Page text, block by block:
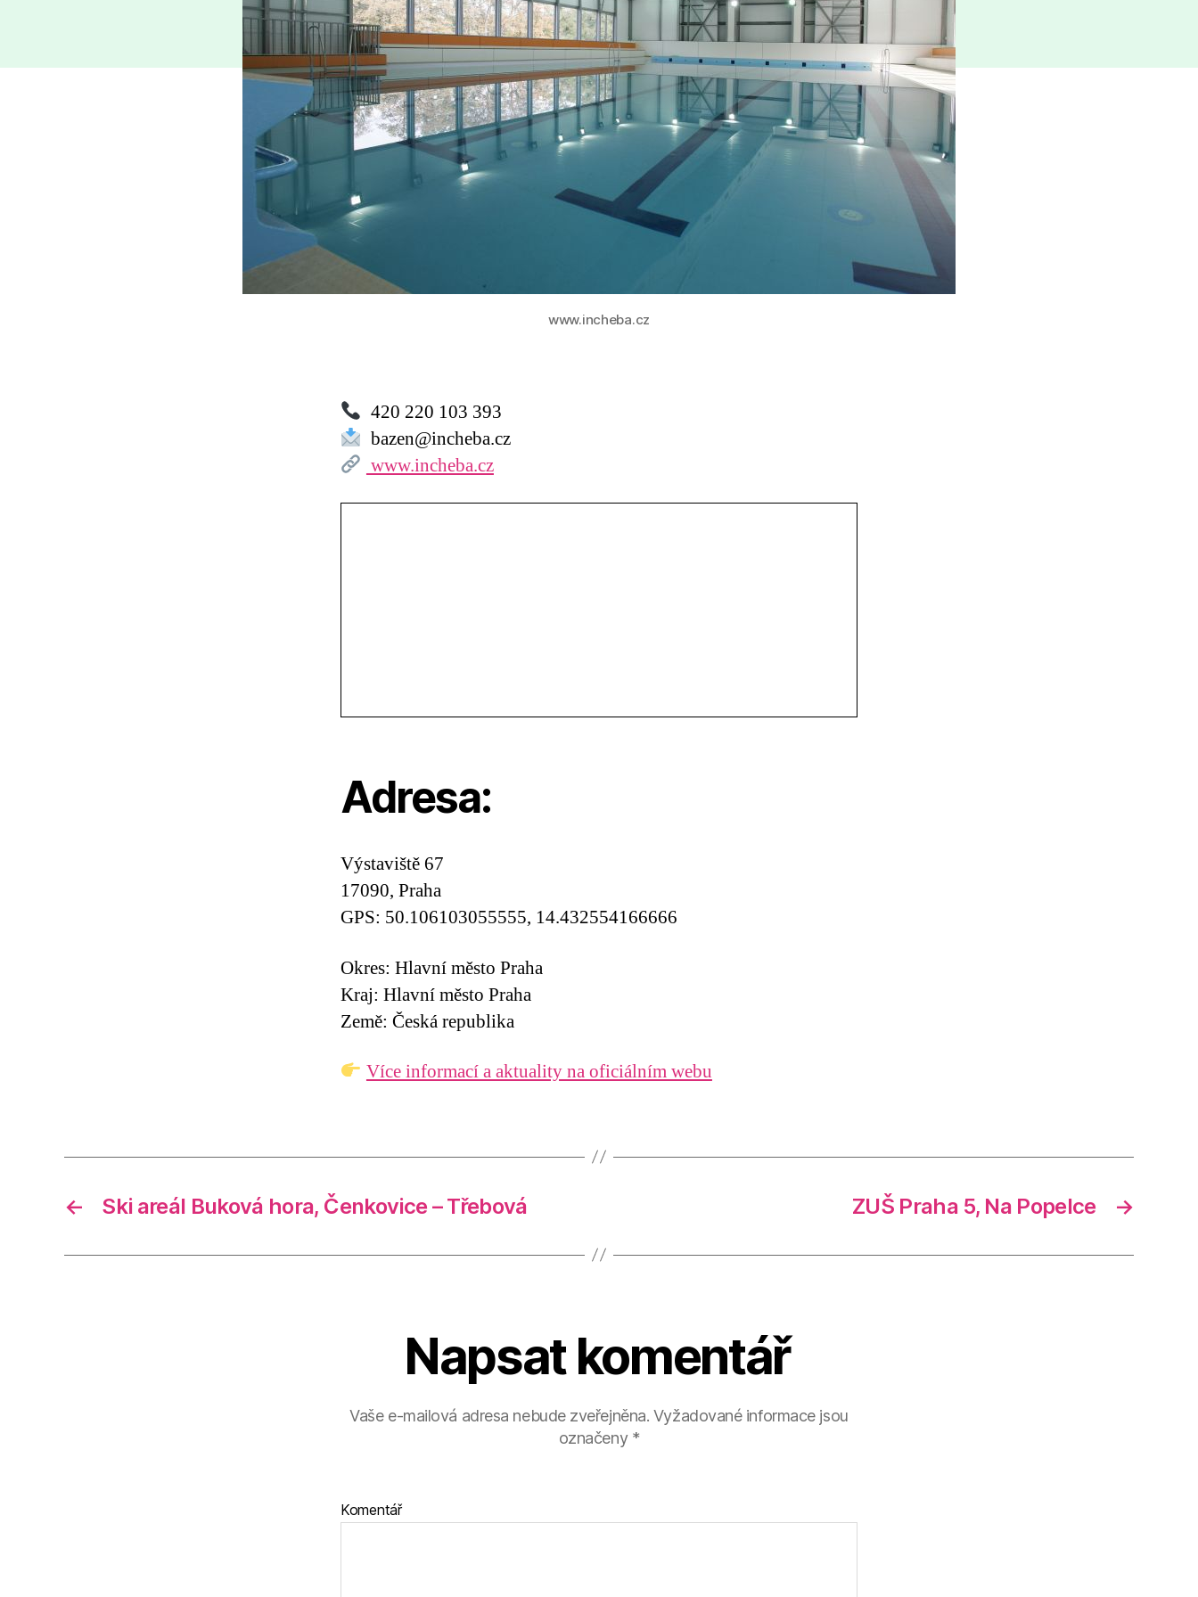
www.incheba.cz
420 220 103 393
bazen@incheba.cz
www.incheba.cz
Adresa:
Výstaviště 67
17090, Praha
GPS: 50.106103055555, 14.432554166666
Okres: Hlavní město Praha
Kraj: Hlavní město Praha
Země: Česká republika
Více informací a aktuality na oficiálním webu
← Ski areál Buková hora, Čenkovice – Třebová →
ZUŠ Praha 5, Na Popelce
Napsat komentář
Vaše e-mailová adresa nebude zveřejněna. Vyžadované informace jsou
označeny *
Komentář